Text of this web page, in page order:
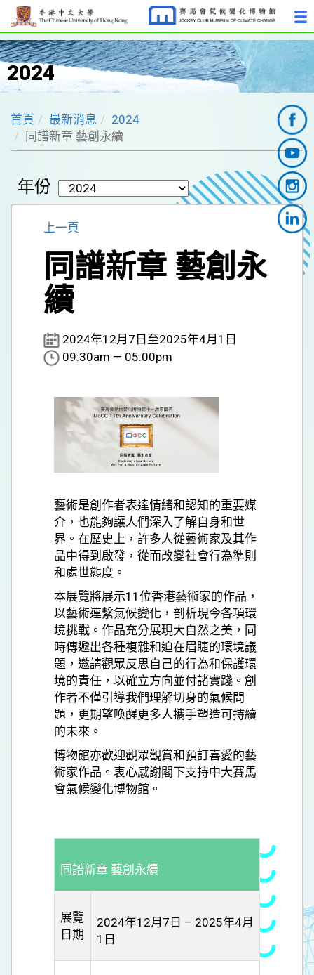
2024
首頁 最新消息
2024
同譜新章 藝創永續
年份
上一頁
同譜新章 藝創永
續
2024年12月7日至2025年4月1日
09:30am — 05:00pm
藝術是創作者表達情緒和認知的重要媒
介，也能夠讓人們深入了解自身和世
界。在歷史上，許多人從藝術家及其作
品中得到啟發，從而改變社會行為準則
和處世態度。
本展覽將展示11位香港藝術家的作品，
以藝術連繫氣候變化，剖析現今各項環
境挑戰。作品充分展現大自然之美，同
時傳遞出各種複雜和迫在眉睫的環境議
題，邀請觀眾反思自己的行為和保護環
境的責任，以確立方向並付諸實踐。創
作者不僅引導我們理解切身的氣候問
題，更期望喚醒更多人攜手塑造可持續
的未來。
博物館亦歡迎觀眾觀賞和預訂喜愛的藝
術家作品。衷心感謝閣下支持中大賽馬
會氣候變化博物館。
同譜新章 藝創永續
展覽
日期
2024年12月7日 – 2025年4月
1日